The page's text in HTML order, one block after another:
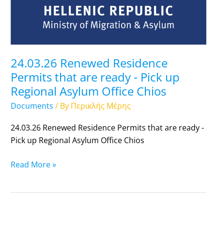
24.03.26 Renewed Residence
Permits that are ready - Pick up
Regional Asylum Office Chios
Documents / By Περικλής Μέρης
24.03.26 Renewed Residence Permits that are ready -
Pick up Regional Asylum Office Chios
Pick
up
Regional
Asylum
Office
Chios
Read More »